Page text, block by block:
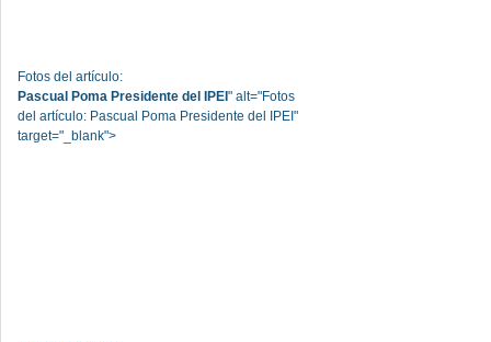
Fotos del artículo:
Pascual Poma Presidente del IPEI " alt="Fotos
del artículo: Pascual Poma Presidente del IPEI"
target="_blank">